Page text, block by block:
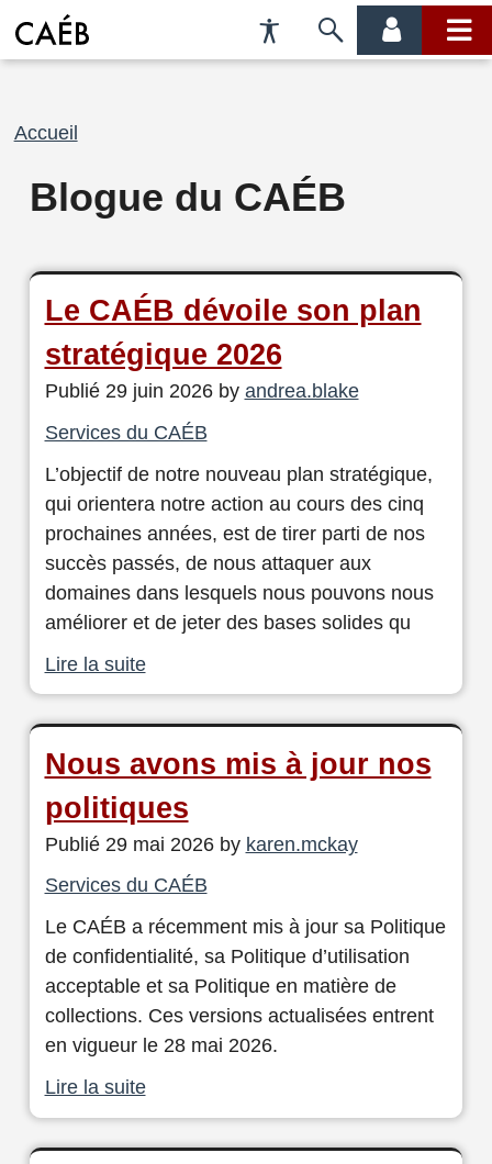
Préférences
d'accessibilité
Passer
menu
menu
Fil
Accueil
Blogue du CAÉB
Le CAÉB dévoile son plan
stratégique 2026
Publié 29 juin 2026 by andrea.blake
Services du CAÉB
L’objectif de notre nouveau plan stratégique,
qui orientera notre action au cours des cinq
prochaines années, est de tirer parti de nos
succès passés, de nous attaquer aux
domaines dans lesquels nous pouvons nous
améliorer et de jeter des bases solides qu
Lire la suite
Nous avons mis à jour nos
politiques
Publié 29 mai 2026 by karen.mckay
Services du CAÉB
Le CAÉB a récemment mis à jour sa Politique
de confidentialité, sa Politique d’utilisation
acceptable et sa Politique en matière de
collections. Ces versions actualisées entrent
en vigueur le 28 mai 2026.
Lire la suite